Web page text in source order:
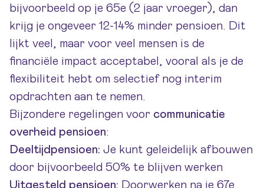
bijvoorbeeld op je 65e (2 jaar vroeger), dan
krijg je ongeveer 12-14% minder pensioen. Dit
lijkt veel, maar voor veel mensen is de
financiële impact acceptabel, vooral als je de
flexibiliteit hebt om selectief nog interim
opdrachten aan te nemen.
Bijzondere regelingen voor communicatie
overheid pensioen:
Deeltijdpensioen: Je kunt geleidelijk afbouwen
door bijvoorbeeld 50% te blijven werken
Uitgesteld pensioen: Doorwerken na je 67e